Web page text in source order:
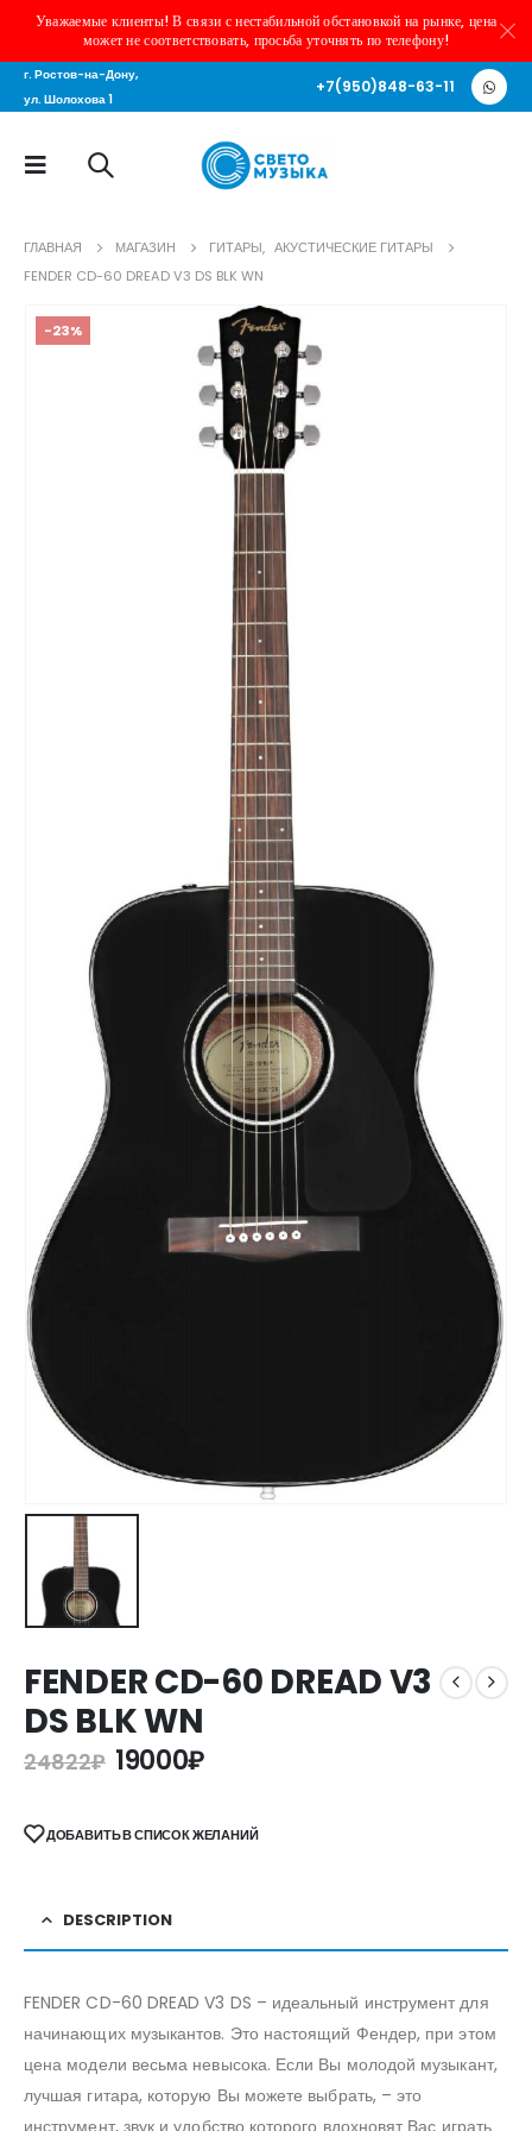
Уважаемые клиенты! В связи с нестабильной обстановкой на рынке, цена
может не соответствовать, просьба уточнять по телефону!
г. Ростов-на-Дону,
ул. Шолохова 1
+7(950)848-63-11
ГЛАВНАЯ МАГАЗИН ГИТАРЫ, АКУСТИЧЕСКИЕ ГИТАРЫ
FENDER CD-60 DREAD V3 DS BLK WN
-23%
FENDER CD-60 DREAD V3
DS BLK WN
24822₽ 19000₽
ДОБАВИТЬ В СПИСОК ЖЕЛАНИЙ
DESCRIPTION
FENDER CD-60 DREAD V3 DS – идеальный инструмент для
начинающих музыкантов. Это настоящий Фендер, при этом
цена модели весьма невысока. Если Вы молодой музыкант,
лучшая гитара, которую Вы можете выбрать, – это